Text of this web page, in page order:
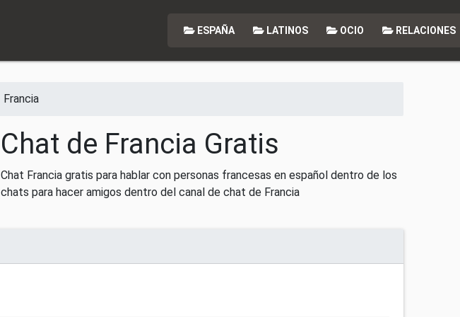
ESPAÑA LATINOS OCIO RELACIONES
Francia
Chat de Francia Gratis
Chat Francia gratis para hablar con personas francesas en español dentro de los
chats para hacer amigos dentro del canal de chat de Francia